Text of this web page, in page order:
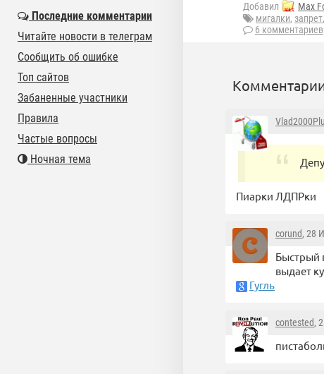
Добавил Max
мигалки, запрет,
6 комментариев
Пиарки ЛДПРки
corund, 28
Быстрый
выдает
Гугль
contested,
Последние комментарии
Читайте новости в телеграм
Сообщить об ошибке
Топ сайтов
Забаненные участники
Правила
Частые вопросы
Ночная тема